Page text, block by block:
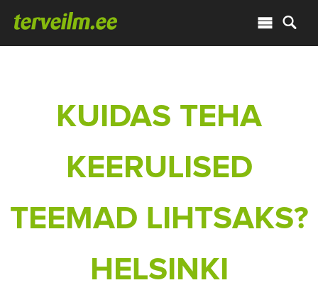
KUIDAS TEHA
KEERULISED
TEEMAD LIHTSAKS?
HELSINKI